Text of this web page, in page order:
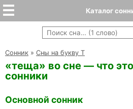
Каталог
Cонник » Сны на букву Т
«теща» во сне — что
сонники
Основной сонник